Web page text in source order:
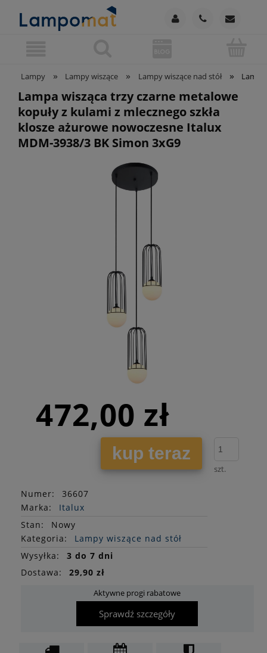
Lampy » Lampy wiszące » Lampy wiszące nad stół »
Lampa wisząca trzy czarne metalowe
kopuły z kulami z mlecznego szkła
klosze ażurowe nowoczesne Italux
MDM-3938/3 BK Simon 3xG9
472,00 zł
kup teraz
szt.
Numer:
36607
Marka:
Italux
Stan:
Nowy
Kategoria:
Lampy wiszące nad stół
Wysyłka:
3 do 7 dni
Dostawa:
29,90 zł
Aktywne progi rabatowe
Sprawdź szczegóły